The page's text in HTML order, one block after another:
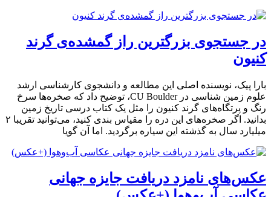
در جستجوی بزرگترین راز گمشده‌ی گرند
کنیون
بارا پیک، نویسنده اصلی این مطالعه و دانشجوی کارشناسی ارشد
علوم زمین شناسی در CU Boulder، توضیح داد که صخره‌ها سرخ
رنگ و پرتگاه‌های گرند کنیون را مثل یک کتاب درسی تاریخ زمین
بدانید. اگر صخره‌های این دره را مقیاس بندی کنید، می‌توانید تقریبا ۲
میلیارد سال به گذشته این سیاره برگردید. اما آن گویا
عکس‌های نامزد دریافت جایزه جهانی